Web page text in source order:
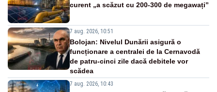
curent „a scăzut cu 200-300 de megawați”
7 aug. 2026, 10:51
Bolojan: Nivelul Dunării asigură o
funcționare a centralei de la Cernavodă
de patru-cinci zile dacă debitele vor
scădea
7 aug. 2026, 10:43